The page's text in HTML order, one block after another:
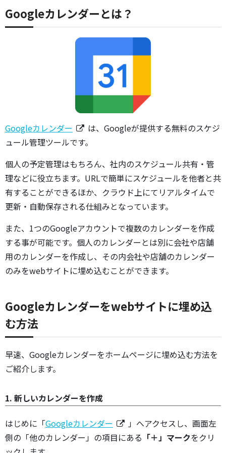
Googleカレンダーとは？
Googleカレンダー
は、Googleが提供する無料のスケジ
ュール管理ツールです。
個人の予定管理はもちろん、社内のスケジュール共有・管
理などに役立ちます。URLで簡単にスケジュールを他者と共
有することができるほか、クラウド上にてリアルタイムで
更新・自動保存される仕組みとなっています。
また、1つのGoogleアカウントで複数のカレンダーを作成
する事が可能です。個人のカレンダーとは別に会社や店舗
用のカレンダーを作成し、その内会社や店舗のカレンダー
のみをwebサイトに埋め込むことができます。
Googleカレンダーをwebサイトに埋め込
む方法
早速、Googleカレンダーをホームページに埋め込む方法を
ご紹介します。
1. 新しいカレンダーを作成
はじめに「Googleカレンダー
」へアクセスし、画面左
側の「他のカレンダー」の項目にある 「＋」マークをクリ